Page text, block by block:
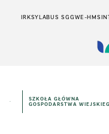
IRKSYLABUS SGGWE-HMS
SZKOŁA GŁÓWNA
GOSPODARSTWA